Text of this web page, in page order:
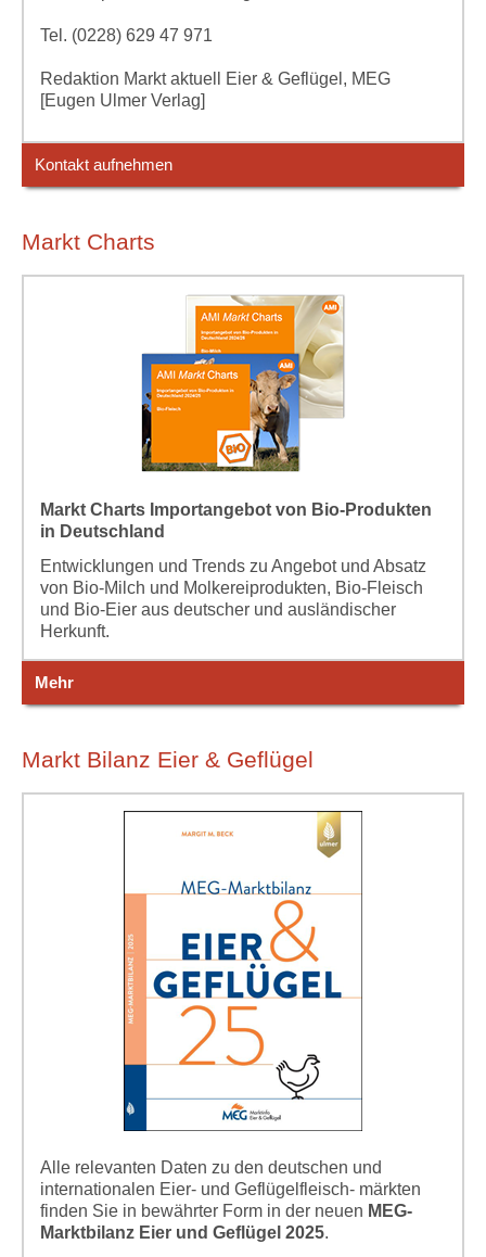
Tel. (0228) 629 47 971
Redaktion Markt aktuell Eier & Geflügel, MEG
[Eugen Ulmer Verlag]
Kontakt aufnehmen
Markt Charts
Markt Charts Importangebot von Bio-Produkten
in Deutschland
Entwicklungen und Trends zu Angebot und Absatz
von Bio-Milch und Molkereiprodukten, Bio-Fleisch
und Bio-Eier aus deutscher und ausländischer
Herkunft.
Mehr
Markt Bilanz Eier & Geflügel
Alle relevanten Daten zu den deutschen und
internationalen Eier- und Geflügelfleisch- märkten
finden Sie in bewährter Form in der neuen MEG-
Marktbilanz Eier und Geflügel 2025.